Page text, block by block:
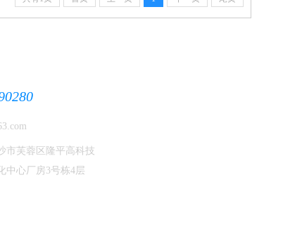
市芙蓉区隆平高科技
中心厂房3号栋4层